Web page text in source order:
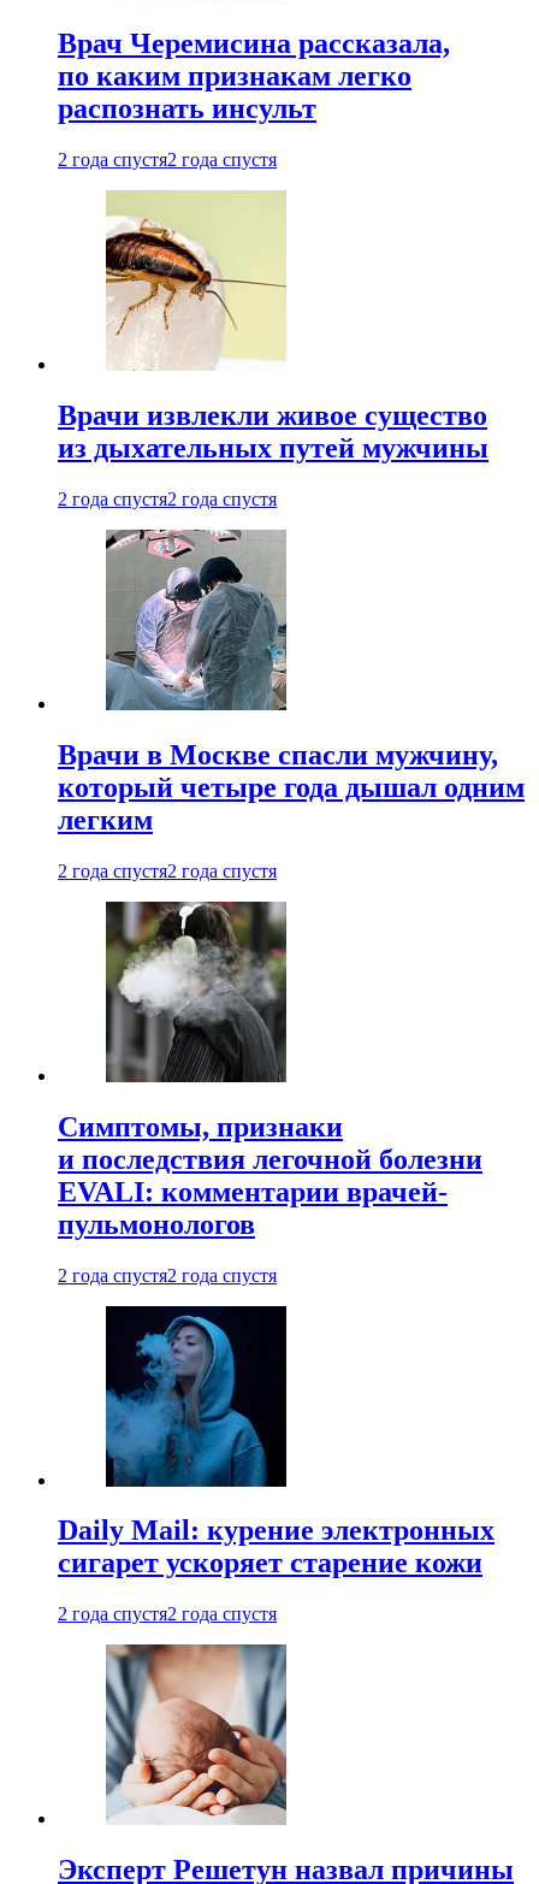
Врач Черемисина рассказала,
по каким признакам легко
распознать инсульт
2 года спустя2 года спустя
Врачи извлекли живое существо
из дыхательных путей мужчины
2 года спустя2 года спустя
Врачи в Москве спасли мужчину,
который четыре года дышал одним
легким
2 года спустя2 года спустя
Симптомы, признаки
и последствия легочной болезни
EVALI: комментарии врачей-
пульмонологов
2 года спустя2 года спустя
Daily Mail: курение электронных
сигарет ускоряет старение кожи
2 года спустя2 года спустя
Эксперт Решетун назвал причины